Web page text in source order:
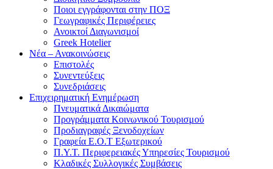
Ποιοι εγγράφονται στην ΠΟΞ
Γεωγραφικές Περιφέρειες
Ανοικτοί Διαγωνισμoί
Greek Hotelier
Νέα – Ανακοινώσεις
Επιστολές
Συνεντεύξεις
Συνεδριάσεις
Επιχειρηματική Ενημέρωση
Πνευματικά Δικαιώματα
Προγράμματα Κοινωνικού Τουρισμού
Προδιαγραφές Ξενοδοχείων
Γραφεία Ε.Ο.Τ Εξωτερικού
Π.Υ.Τ. Περιφερειακές Υπηρεσίες Τουρισμού
Κλαδικές Συλλογικές Συμβάσεις